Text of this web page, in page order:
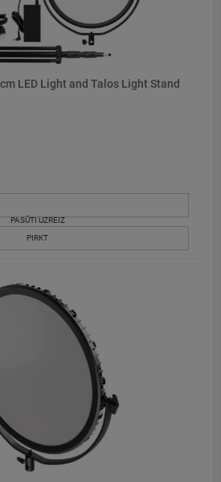
LED Light and Talos Light Stand
PASŪTI UZREIZ
PIRKT